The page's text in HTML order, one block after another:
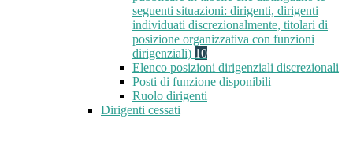
seguenti situazioni: dirigenti, dirigenti
individuati discrezionalmente, titolari di
posizione organizzativa con funzioni
dirigenziali) 10
Elenco posizioni dirigenziali discrezionali
Posti di funzione disponibili
Ruolo dirigenti
Dirigenti cessati